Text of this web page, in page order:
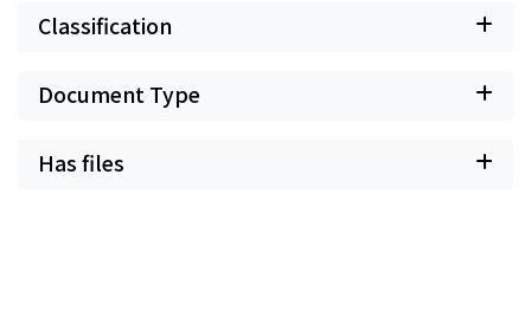
Classification
Document Type
Has files